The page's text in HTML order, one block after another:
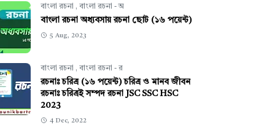
বাংলা রচনা , বাংলা রচনা - অ
বাংলা রচনা অধ্যবসায় রচনা ছোট (১৬ পয়েন্ট)
5 Aug, 2023
বাংলা রচনা , বাংলা রচনা - র
রচনাঃ চরিত্র (১৬ পয়েন্ট) চরিত্র ও মানব জীবন
রচনাঃ চরিত্রই সম্পদ রচনা JSC SSC HSC
2023
4 Dec, 2022